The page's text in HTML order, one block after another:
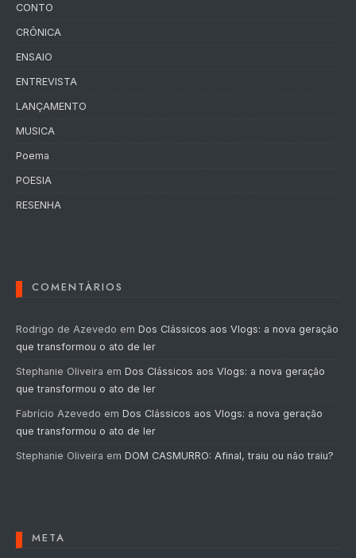
CONTO
CRÔNICA
ENSAIO
ENTREVISTA
LANÇAMENTO
MUSICA
Poema
POESIA
RESENHA
COMENTÁRIOS
Rodrigo de Azevedo em Dos Clássicos aos Vlogs: a nova geração
que transformou o ato de ler
Stephanie Oliveira em Dos Clássicos aos Vlogs: a nova geração
que transformou o ato de ler
Fabrício Azevedo em Dos Clássicos aos Vlogs: a nova geração
que transformou o ato de ler
Stephanie Oliveira em DOM CASMURRO: Afinal, traiu ou não traiu?
META